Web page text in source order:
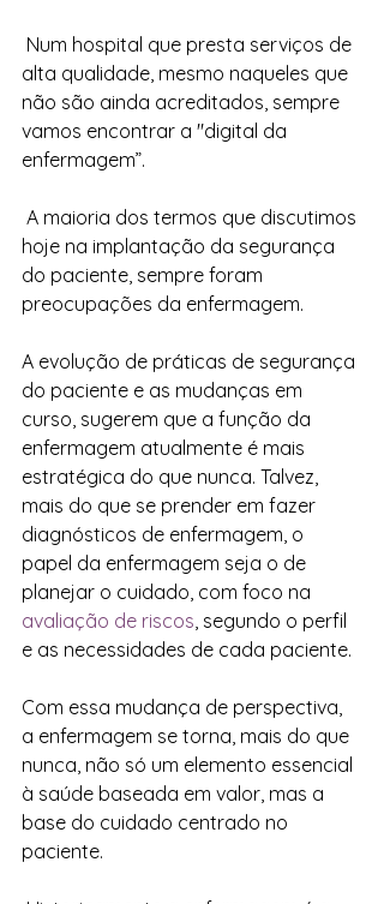
alta qualidade, mesmo naqueles que
não são ainda acreditados, sempre
vamos encontrar a "digital da
enfermagem”.
hoje na implantação da segurança
do paciente, sempre foram
preocupações da enfermagem.
A evolução de práticas de segurança
do paciente e as mudanças em
curso, sugerem que a função da
enfermagem atualmente é mais
estratégica do que nunca. Talvez,
mais do que se prender em fazer
diagnósticos de enfermagem, o
papel da enfermagem seja o de
planejar o cuidado, com foco na
avaliação de riscos , segundo o perfil
e as necessidades de cada paciente.
Com essa mudança de perspectiva,
a enfermagem se torna, mais do que
nunca, não só um elemento essencial
à saúde baseada em valor, mas a
base do cuidado centrado no
paciente.